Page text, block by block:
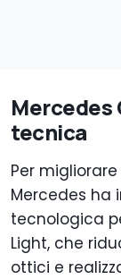
Mercedes
tecnica
Per
Mercedes ha
tecnologica
Light, che
ottici e